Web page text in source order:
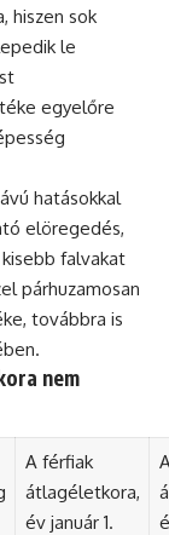
hiszen sok
le
egyelőre
hatásokkal
elöregedés,
falvakat
párhuzamosan
továbbra is
nem
A férfiak
átlagéletkora,
év január 1.